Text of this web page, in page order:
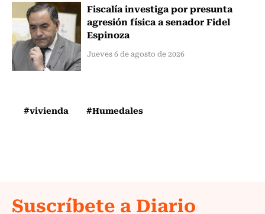
Fiscalía investiga por presunta
agresión física a senador Fidel
Espinoza
Jueves 6 de agosto de 2026
#vivienda #Humedales